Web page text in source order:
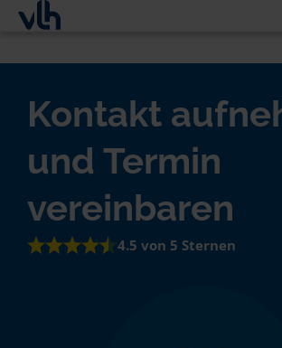
Kontakt
und Termin
vereinbaren
4.5 von 5 Sternen